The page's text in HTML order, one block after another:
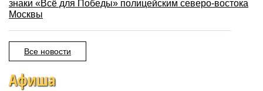
знаки «Всё для Победы» полицейским северо-востока
Москвы
Все новости
Афиша